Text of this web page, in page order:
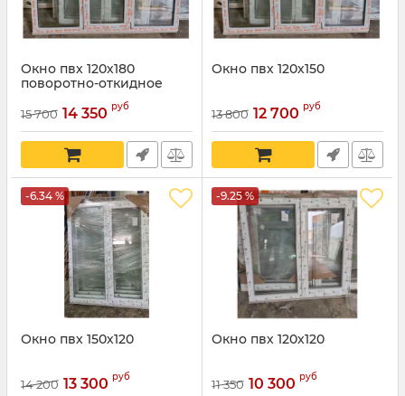
Окно пвх 120х180
поворотно-откидное
15 700 14 350 руб
Окно пвх 120х150
13 800 12 700 руб
-6.34 %
Окно пвх 150х120
14 200 13 300 руб
-9.25 %
Окно пвх 120х120
11 350 10 300 руб